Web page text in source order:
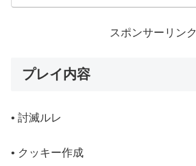
スポンサーリンク
プレイ内容
• 討滅ルレ
• クッキー作成